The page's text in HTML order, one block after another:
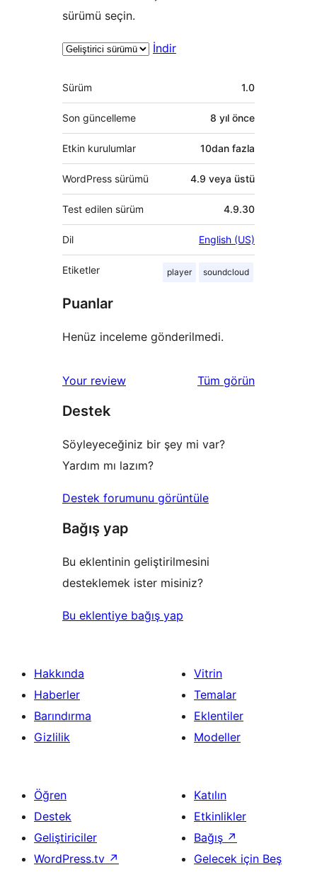
sürümü seçin.
İndir
Meta
Sürüm 1.0
Son güncelleme 8 yıl önce
Etkin kurulumlar 10dan fazla
WordPress sürümü 4.9 veya üstü
Test edilen sürüm 4.9.30
Dil English (US)
Etiketler player soundcloud
Puanlar
Henüz inceleme gönderilmedi.
Your review Tüm değerlendirmeleri
görün
Destek
Söyleyeceğiniz bir şey mi var?
Yardım mı lazım?
Destek forumunu görüntüle
Bağış yap
Bu eklentinin geliştirilmesini
desteklemek ister misiniz?
Bu eklentiye bağış yap
Hakkında
Haberler
Barındırma
Gizlilik
Vitrin
Temalar
Eklentiler
Modeller
Öğren
Destek
Geliştiriciler
WordPress.tv ↗
Katılın
Etkinlikler
Bağış ↗
Gelecek için Beş